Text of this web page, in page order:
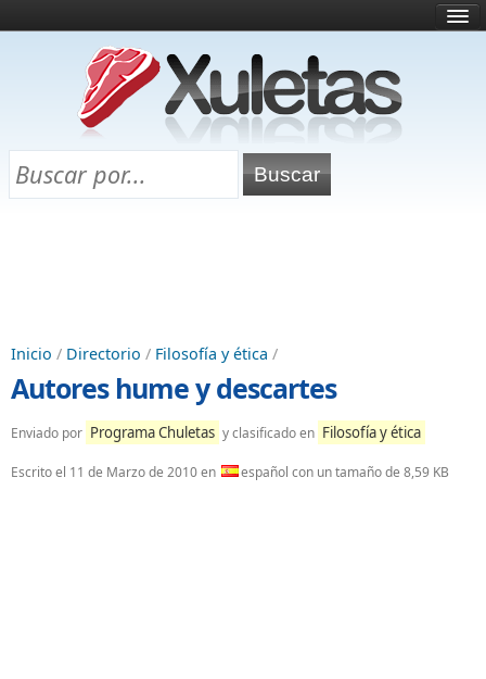
¿Qué es esto?
Directorio
Chuletas para exámenes
Inicio / Directorio / Filosofía y ética /
Autores hume y descartes
Enviado por Programa Chuletas y clasificado en Filosofía y ética
Escrito el 11 de Marzo de 2010en español con un tamaño de 8,59 KB